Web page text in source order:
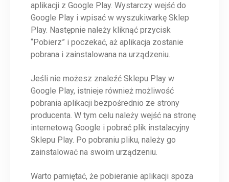
aplikacji z Google Play. Wystarczy wejść do
Google Play i wpisać w wyszukiwarkę Sklep
Play. Następnie należy kliknąć przycisk
“Pobierz” i poczekać, aż aplikacja zostanie
pobrana i zainstalowana na urządzeniu.
Jeśli nie możesz znaleźć Sklepu Play w
Google Play, istnieje również możliwość
pobrania aplikacji bezpośrednio ze strony
producenta. W tym celu należy wejść na stronę
internetową Google i pobrać plik instalacyjny
Sklepu Play. Po pobraniu pliku, należy go
zainstalować na swoim urządzeniu.
Warto pamiętać, że pobieranie aplikacji spoza